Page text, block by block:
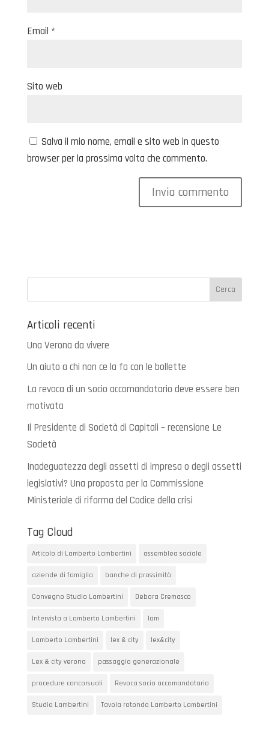
Email *
Sito web
Salva il mio nome, email e sito web in questo
browser per la prossima volta che commento.
Articoli recenti
Una Verona da vivere
Un aiuto a chi non ce la fa con le bollette
La revoca di un socio accomandatario deve essere ben
motivata
Il Presidente di Società di Capitali – recensione Le
Società
Inadeguatezza degli assetti di impresa o degli assetti
legislativi? Una proposta per la Commissione
Ministeriale di riforma del Codice della crisi
Tag Cloud
Articolo di Lamberto Lambertini assemblea sociale
aziende di famiglia banche di prossimità
Convegno Studio Lambertini Debora Cremasco
Intervista a Lamberto Lambertini lam
Lamberto Lambertini lex & city lex&city
Lex & city verona passaggio generazionale
procedure concorsuali Revoca socio accomandatario
Studio Lambertini Tavola rotonda Lamberto Lambertini